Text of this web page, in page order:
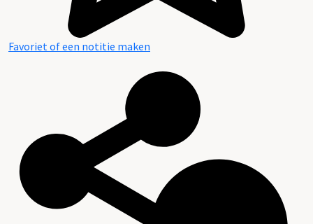
Favoriet of een notitie maken